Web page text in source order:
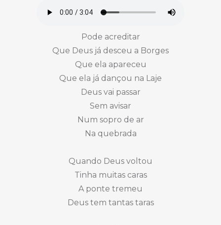
Pode acreditar
Que Deus já desceu a Borges
Que ela apareceu
Que ela já dançou na Laje
Deus vai passar
Sem avisar
Num sopro de ar
Na quebrada
Quando Deus voltou
Tinha muitas caras
A ponte tremeu
Deus tem tantas taras